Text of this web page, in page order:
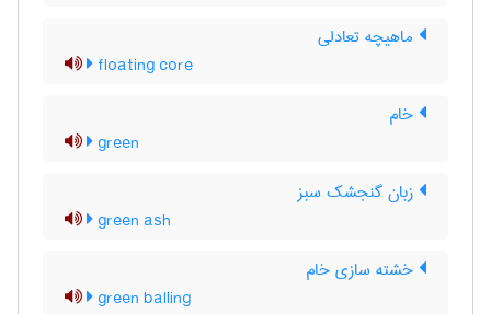
ماهیچه تعادلی
floating core
خام
green
زبان گنجشک سبز
green ash
خشته سازی خام
green balling